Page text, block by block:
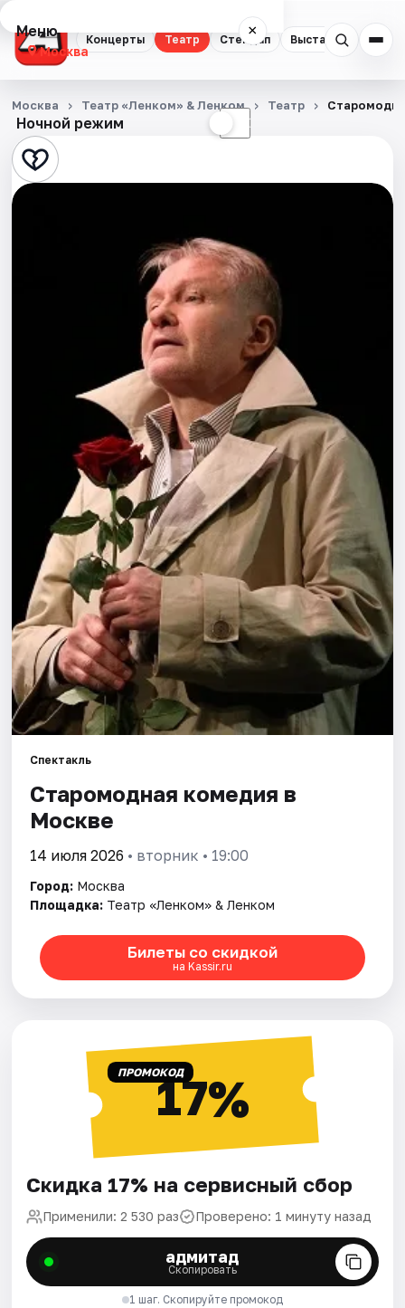
Концерты Театр Стендап Выставки
Меню ×
Москва
Концерты
Театр
Стендап
События
Площадки
Артисты
Рейтинги
Ночной режим ☾
Москва Театр «Ленком» & Ленком Театр
Спектакль
Старомодная комедия в
Москве
14 июля 2026 • вторник • 19:00
Город: Москва
Площадка: Театр «Ленком» & Ленком
Билеты со скидкой
на Kassir.ru
ПРОМОКОД17%
Скидка 17% на сервисный сбор
Применили: 2 530 раз Проверено: 1 минуту назад
адмитад
Скопировать
1 шаг. Скопируйте промокод